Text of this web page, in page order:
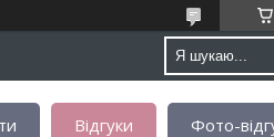
Відгуки Фото-